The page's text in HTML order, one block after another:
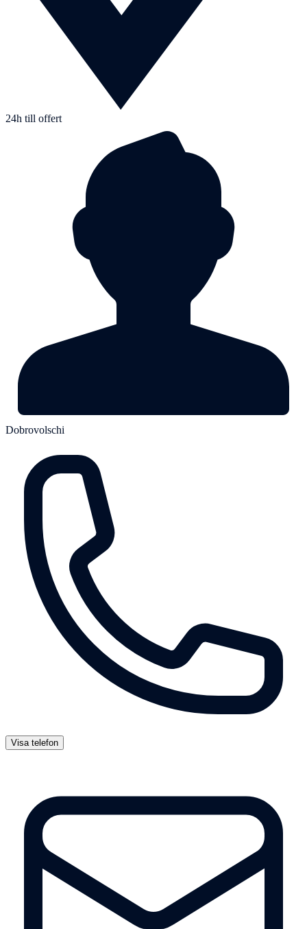
24h till offert
Dobrovolschi
Visa telefon